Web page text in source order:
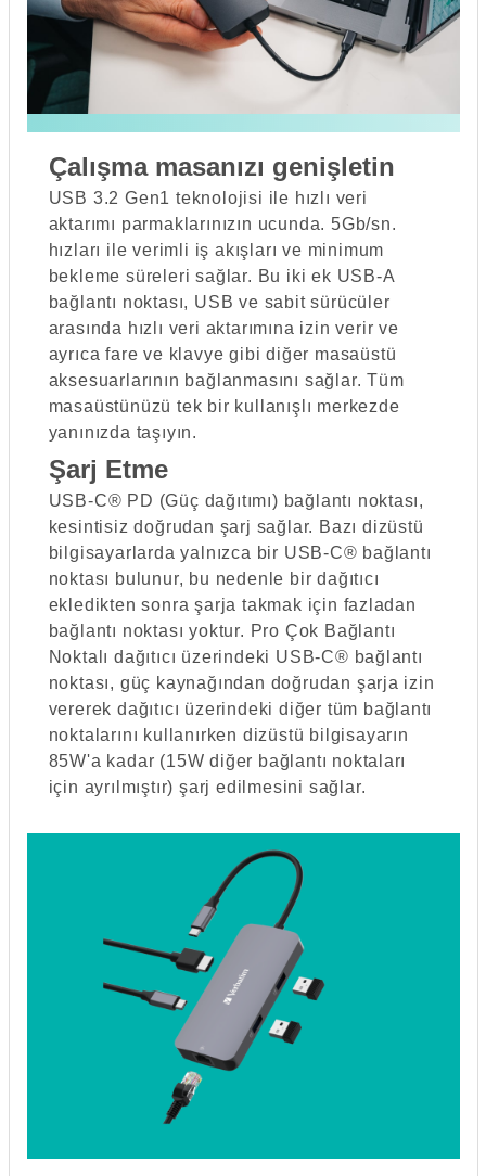
Çalışma masanızı genişletin
USB 3.2 Gen1 teknolojisi ile hızlı veri
aktarımı parmaklarınızın ucunda. 5Gb/sn.
hızları ile verimli iş akışları ve minimum
bekleme süreleri sağlar. Bu iki ek USB-A
bağlantı noktası, USB ve sabit sürücüler
arasında hızlı veri aktarımına izin verir ve
ayrıca fare ve klavye gibi diğer masaüstü
aksesuarlarının bağlanmasını sağlar. Tüm
masaüstünüzü tek bir kullanışlı merkezde
yanınızda taşıyın.
Şarj Etme
USB-C® PD (Güç dağıtımı) bağlantı noktası,
kesintisiz doğrudan şarj sağlar. Bazı dizüstü
bilgisayarlarda yalnızca bir USB-C® bağlantı
noktası bulunur, bu nedenle bir dağıtıcı
ekledikten sonra şarja takmak için fazladan
bağlantı noktası yoktur. Pro Çok Bağlantı
Noktalı dağıtıcı üzerindeki USB-C® bağlantı
noktası, güç kaynağından doğrudan şarja izin
vererek dağıtıcı üzerindeki diğer tüm bağlantı
noktalarını kullanırken dizüstü bilgisayarın
85W'a kadar (15W diğer bağlantı noktaları
için ayrılmıştır) şarj edilmesini sağlar.